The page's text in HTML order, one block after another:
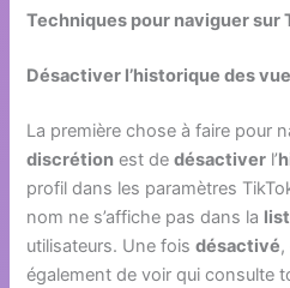
Techniques pour naviguer sur
Désactiver l’historique des
La première chose à faire pour
discrétion est dedésactiver l’
profil dans les paramètres
nom ne s’affiche pas dans la
utilisateurs. Une foisdésactivé,
également de voir qui consulte